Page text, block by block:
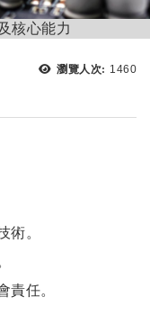
核心能力
瀏覽人次: 瀏覽
1460
術。
責任。